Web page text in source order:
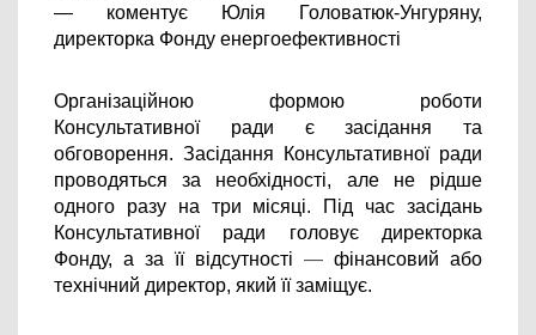
— коментує Юлія Головатюк-Унгуряну,
директорка Фонду енергоефективності
Організаційною формою роботи
Консультативної ради є засідання та
обговорення. Засідання Консультативної ради
проводяться за необхідності, але не рідше
одного разу на три місяці. Під час засідань
Консультативної ради головує директорка
Фонду, а за її відсутності — фінансовий або
технічний директор, який її заміщує.